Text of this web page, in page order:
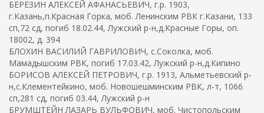
БЕРЕЗИН АЛЕКСЕЙ АФАНАСЬЕВИЧ, г.р. 1903,
г.Казань,п.Красная Горка, моб. Ленинским РВК г.Казани, 133
сп,72 сд, погиб 18.02.44, Лужский р-н,д.Красные Горы, оп.
18002, д. 394
БЛОХИН ВАСИЛИЙ ГАВРИЛОВИЧ, с.Соколка, моб.
Мамадышским РВК, погиб 17.03.42, Лужский р-н,д.Кипино
БОРИСОВ АЛЕКСЕЙ ПЕТРОВИЧ, г.р. 1913, Альметьевский р-
н,с.Клементейкино, моб. Новошешминским РВК, л-т, 1066
сп,281 сд, погиб 03.44, Лужский р-н
БРУМШТЕЙН ЛАЗАРЬ ВУЛЬФОВИЧ, моб. Чистопольским